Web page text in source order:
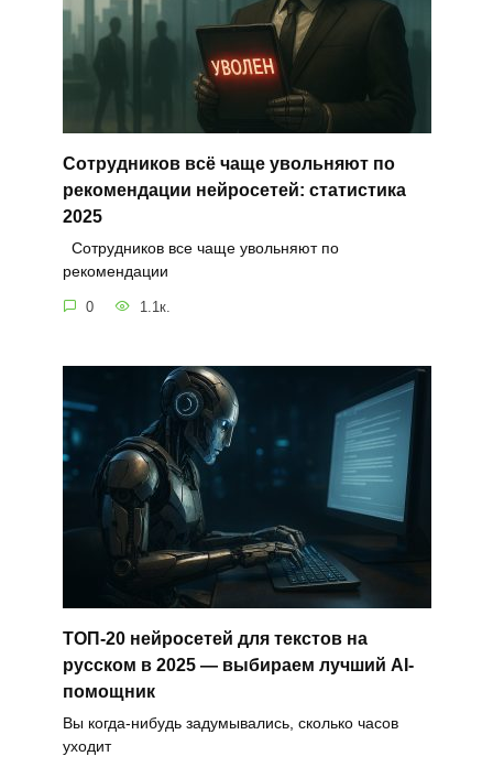
Сотрудников всё чаще увольняют по
рекомендации нейросетей: статистика
2025
Сотрудников все чаще увольняют по
рекомендации
0 1.1к.
ТОП‑20 нейросетей для текстов на
русском в 2025 — выбираем лучший AI-
помощник
Вы когда-нибудь задумывались, сколько часов
уходит